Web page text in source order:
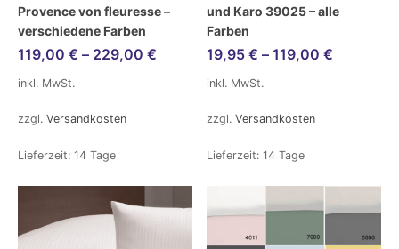
Provence von fleuresse –
verschiedene Farben
119,00 € – 229,00 €
inkl. MwSt.
zzgl. Versandkosten
Lieferzeit: 14 Tage
und Karo 39025 – alle
Farben
19,95 € – 119,00 €
inkl. MwSt.
zzgl. Versandkosten
Lieferzeit: 14 Tage